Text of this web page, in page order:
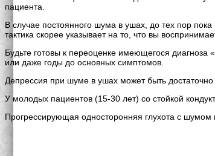
пациента.
В случае постоянного шума в ушах, до тех пор
тактика скорее указывает на то, что вы
Будьте готовы к переоценке имеющегося
или даже годы до основных симптомов.
Депрессия при шуме в ушах может быть достаточно
У молодых пациентов (15-30 лет) со стойкой
Прогрессирующая односторонняя глухота с